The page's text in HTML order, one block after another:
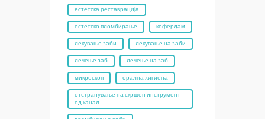
естетска реставрација
естетско пломбирање кофердам
лекување заби лекување на заби
лечење заб лечење на заб
микроскоп орална хигиена
отстранување на скршен инструмент
од канал